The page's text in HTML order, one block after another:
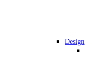
Design